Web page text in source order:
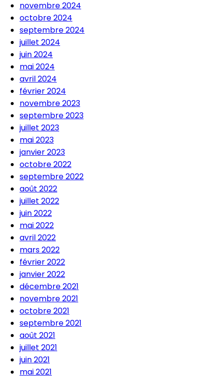
novembre 2024
octobre 2024
septembre 2024
juillet 2024
juin 2024
mai 2024
avril 2024
février 2024
novembre 2023
septembre 2023
juillet 2023
mai 2023
janvier 2023
octobre 2022
septembre 2022
août 2022
juillet 2022
juin 2022
mai 2022
avril 2022
mars 2022
février 2022
janvier 2022
décembre 2021
novembre 2021
octobre 2021
septembre 2021
août 2021
juillet 2021
juin 2021
mai 2021